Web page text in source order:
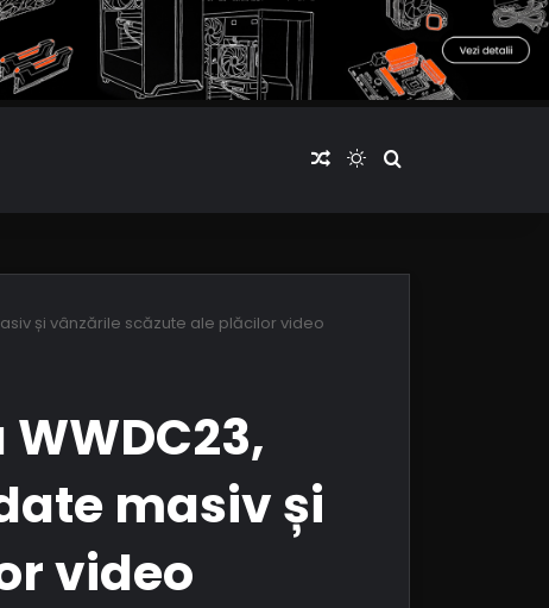
Articol aleatoriu
Switch skin
Cauta articole
și vânzările scăzute ale plăcilor video
masiv și
video